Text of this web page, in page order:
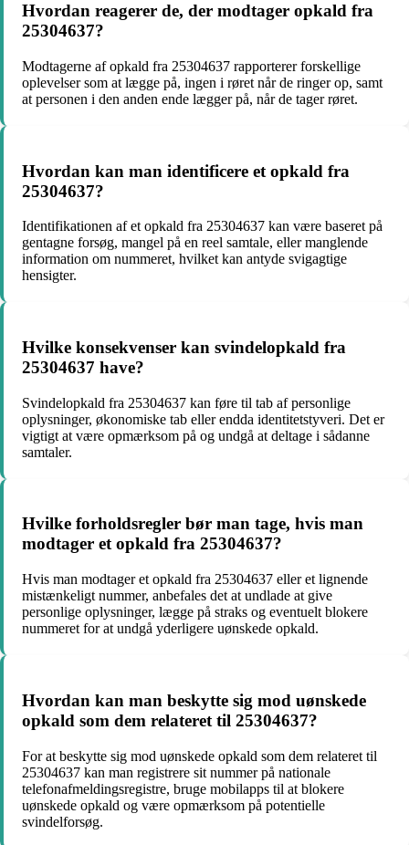
Hvordan reagerer de, der modtager opkald fra
25304637?
Modtagerne af opkald fra 25304637 rapporterer forskellige
oplevelser som at lægge på, ingen i røret når de ringer op, samt
at personen i den anden ende lægger på, når de tager røret.
Hvordan kan man identificere et opkald fra
25304637?
Identifikationen af et opkald fra 25304637 kan være baseret på
gentagne forsøg, mangel på en reel samtale, eller manglende
information om nummeret, hvilket kan antyde svigagtige
hensigter.
Hvilke konsekvenser kan svindelopkald fra
25304637 have?
Svindelopkald fra 25304637 kan føre til tab af personlige
oplysninger, økonomiske tab eller endda identitetstyveri. Det er
vigtigt at være opmærksom på og undgå at deltage i sådanne
samtaler.
Hvilke forholdsregler bør man tage, hvis man
modtager et opkald fra 25304637?
Hvis man modtager et opkald fra 25304637 eller et lignende
mistænkeligt nummer, anbefales det at undlade at give
personlige oplysninger, lægge på straks og eventuelt blokere
nummeret for at undgå yderligere uønskede opkald.
Hvordan kan man beskytte sig mod uønskede
opkald som dem relateret til 25304637?
For at beskytte sig mod uønskede opkald som dem relateret til
25304637 kan man registrere sit nummer på nationale
telefonafmeldingsregistre, bruge mobilapps til at blokere
uønskede opkald og være opmærksom på potentielle
svindelforsøg.